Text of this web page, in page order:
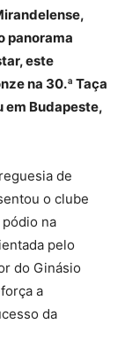
panorama
este
na 30.ª Taça
em Budapeste,
de
o clube
na
pelo
do Ginásio
a
da